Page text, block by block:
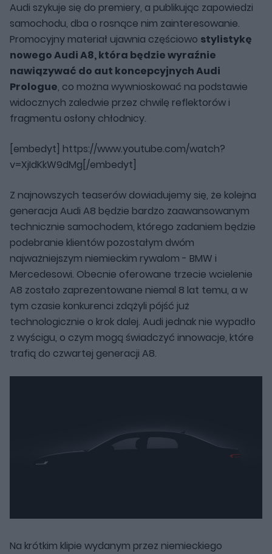
Audi szykuje się do premiery, a publikując zapowiedzi
samochodu, dba o rosnące nim zainteresowanie.
Promocyjny materiał ujawnia częściowo stylistykę
nowego Audi A8, która będzie wyraźnie
nawiązywać do aut koncepcyjnych Audi
Prologue, co można wywnioskować na podstawie
widocznych zaledwie przez chwilę reflektorów i
fragmentu osłony chłodnicy.
[embedyt] https://www.youtube.com/watch?
v=XjIdKkW9dMg[/embedyt]
Z najnowszych teaserów dowiadujemy się, że kolejna
generacja Audi A8 będzie bardzo zaawansowanym
technicznie samochodem, którego zadaniem będzie
podebranie klientów pozostałym dwóm
najważniejszym niemieckim rywalom - BMW i
Mercedesowi. Obecnie oferowane trzecie wcielenie
A8 zostało zaprezentowane niemal 8 lat temu, a w
tym czasie konkurenci zdążyli pójść już
technologicznie o krok dalej. Audi jednak nie wypadło
z wyścigu, o czym mogą świadczyć innowacje, które
trafią do czwartej generacji A8.
Na krótkim klipie wydanym przez niemieckiego